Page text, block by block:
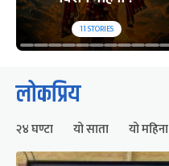
11STORIES
लोकप्रिय
२४ घण्टा यो साता यो महिना